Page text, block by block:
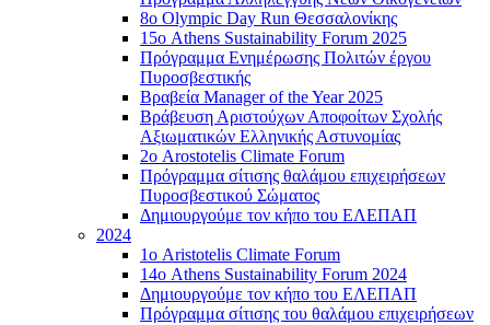
8ο Olympic Day Run Θεσσαλονίκης
15ο Athens Sustainability Forum 2025
Πρόγραμμα Ενημέρωσης Πολιτών έργου
Πυροσβεστικής
Βραβεία Manager of the Year 2025
Βράβευση Αριστούχων Αποφοίτων Σχολής
Αξιωματικών Ελληνικής Αστυνομίας
2ο Arostotelis Climate Forum
Πρόγραμμα σίτισης θαλάμου επιχειρήσεων
Πυροσβεστικού Σώματος
Δημιουργούμε τον κήπο του ΕΛΕΠΑΠ
2024
1ο Aristotelis Climate Forum
14ο Athens Sustainability Forum 2024
Δημιουργούμε τον κήπο του ΕΛΕΠΑΠ
Πρόγραμμα σίτισης του θαλάμου επιχειρήσεων